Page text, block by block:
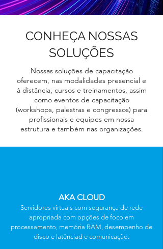
CONHEÇA NOSSAS
SOLUÇÕES
Nossas soluções de capacitação
oferecem, nas modalidades presencial e
à distância, cursos e treinamentos, assim
como eventos de capacitação
(workshops, palestras e congressos) para
profissionais e equipes em nossa
estrutura e também nas organizações.
AKA CLOUD
Servidores virtuais com segurança de rede
apropriada com opções de foco em
processamento, memória RAM, desempenho de
disco e latênciad e comunicação.